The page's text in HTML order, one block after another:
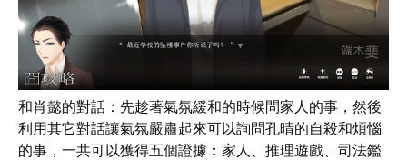
和肖懿的對話：先趁著氣氛緩和的時候問家人的事，然後
利用其它對話讓氣氛嚴肅起來可以詢問孔晴的自殺和煩惱
的事，一共可以獲得五個證據：家人、推理遊戲、司法鑑